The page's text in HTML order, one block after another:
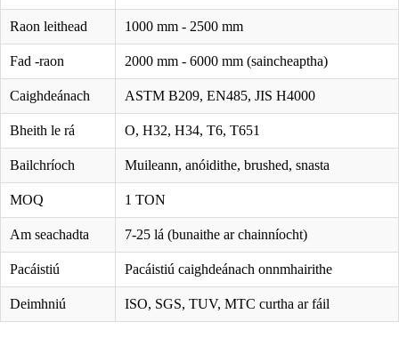
Raon leithead 1000 mm - 2500 mm
Fad -raon 2000 mm - 6000 mm (saincheaptha)
Caighdeánach ASTM B209, EN485, JIS H4000
Bheith le rá O, H32, H34, T6, T651
Bailchríoch Muileann, anóidithe, brushed, snasta
MOQ 1 TON
Am seachadta 7-25 lá (bunaithe ar chainníocht)
Pacáistiú Pacáistiú caighdeánach onnmhairithe
Deimhniú ISO, SGS, TUV, MTC curtha ar fáil